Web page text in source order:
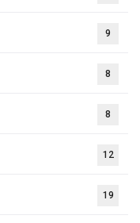
9
8
8
12
19